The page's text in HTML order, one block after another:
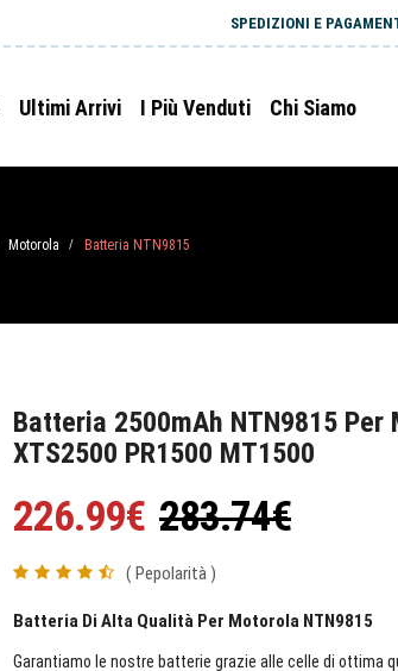
SPEDIZIONI E
Ultimi Arrivi I Più Venduti Chi Siamo
Motorola / Batteria NTN9815
Batteria 2500mAh NTN9815 Per
XTS2500 PR1500 MT1500
226.99€ 283.74€
( Pepolarità )
Batteria Di Alta Qualità Per Motorola NTN9815
Garantiamo le nostre batterie grazie alle celle di ottima